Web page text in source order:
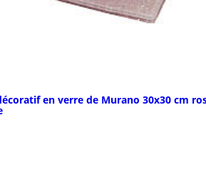
en verre de Murano 30x30 cm